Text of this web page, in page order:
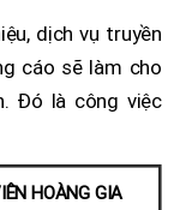
dịch vụ truyền
cáo sẽ làm cho
Đó là công việc
HOÀNG GIA